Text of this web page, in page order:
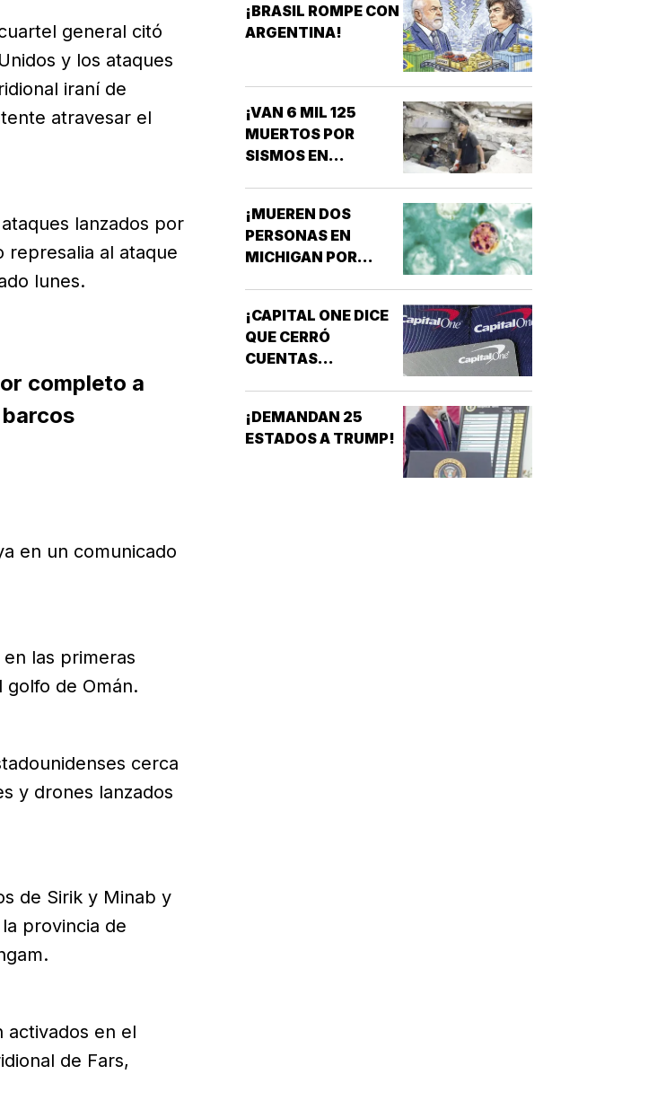
general citó
y los ataques
iraní de
atravesar el
lanzados por
represalia al ataque
lunes.
completo a
en un comunicado
las primeras
golfo de Omán.
cerca
y drones lanzados
de Sirik y Minab y
provincia de
activados en el
de Fars,
¡BRASIL ROMPE CON
ARGENTINA!
¡VAN 6 MIL 125
MUERTOS POR
SISMOS EN
¡MUEREN DOS
PERSONAS EN
MICHIGAN POR
¡CAPITAL ONE DICE
QUE CERRÓ
CUENTAS
¡DEMANDAN 25
ESTADOS A TRUMP!